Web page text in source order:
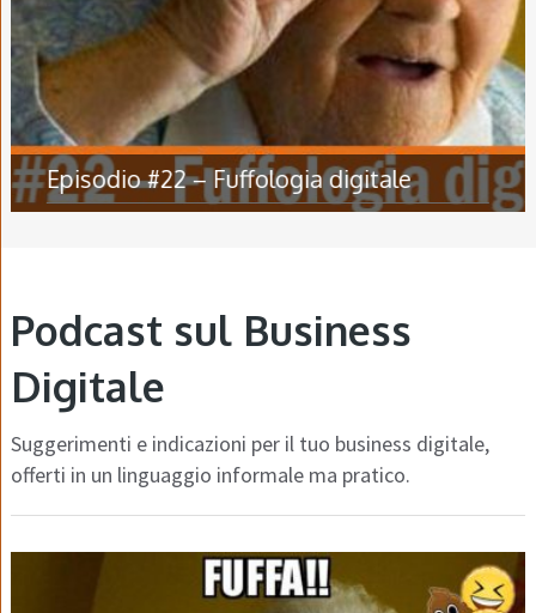
Episodio #22 – Fuffologia digitale
Podcast sul Business
Digitale
Suggerimenti e indicazioni per il tuo business digitale,
offerti in un linguaggio informale ma pratico.